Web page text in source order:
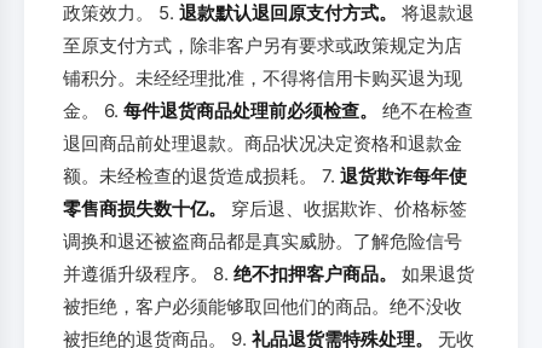
政策效力。 5. 退款默认退回原支付方式。
将退款退
至原支付方式，除非客户另有要求或政策规定为店
铺积分。未经经理批准，不得将信用卡购买退为现
金。 6. 每件退货商品处理前必须检查。
绝不在检查
退回商品前处理退款。商品状况决定资格和退款金
额。未经检查的退货造成损耗。 7. 退货欺诈每年使
零售商损失数十亿。
穿后退、收据欺诈、价格标签
调换和退还被盗商品都是真实威胁。了解危险信号
并遵循升级程序。 8. 绝不扣押客户商品。
如果退货
被拒绝，客户必须能够取回他们的商品。绝不没收
被拒绝的退货商品。 9. 礼品退货需特殊处理。 无收